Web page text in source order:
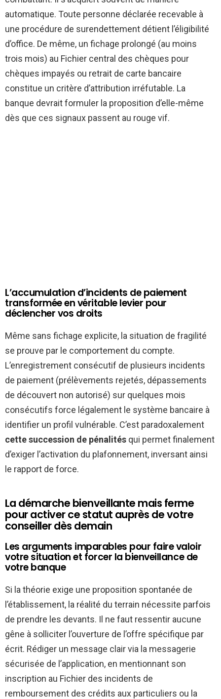
automatique. Toute personne déclarée recevable à
une procédure de surendettement détient l’éligibilité
d’office. De même, un fichage prolongé (au moins
trois mois) au Fichier central des chèques pour
chèques impayés ou retrait de carte bancaire
constitue un critère d’attribution irréfutable. La
banque devrait formuler la proposition d’elle-même
dès que ces signaux passent au rouge vif.
L’accumulation d’incidents de paiement
transformée en véritable levier pour
déclencher vos droits
Même sans fichage explicite, la situation de fragilité
se prouve par le comportement du compte.
L’enregistrement consécutif de plusieurs incidents
de paiement (prélèvements rejetés, dépassements
de découvert non autorisé) sur quelques mois
consécutifs force légalement le système bancaire à
identifier un profil vulnérable. C’est paradoxalement
cette succession de pénalités qui permet finalement
d’exiger l’activation du plafonnement, inversant ainsi
le rapport de force.
La démarche bienveillante mais ferme
pour activer ce statut auprès de votre
conseiller dès demain
Les arguments imparables pour faire valoir
votre situation et forcer la bienveillance de
votre banque
Si la théorie exige une proposition spontanée de
l’établissement, la réalité du terrain nécessite parfois
de prendre les devants. Il ne faut ressentir aucune
gêne à solliciter l’ouverture de l’offre spécifique par
écrit. Rédiger un message clair via la messagerie
sécurisée de l’application, en mentionnant son
inscription au Fichier des incidents de
remboursement des crédits aux particuliers ou la